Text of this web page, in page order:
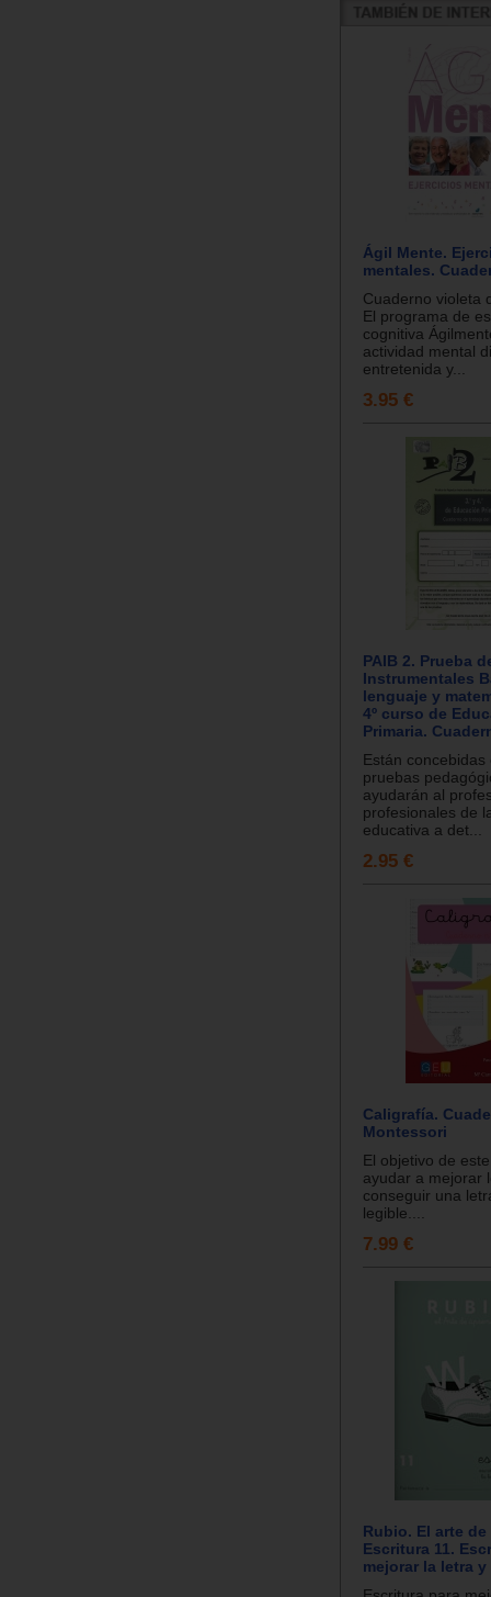
Ágil Mente.
mentales.
Cuaderno violeta
El programa de
cognitiva
actividad mental
entretenida y...
3.95 €
PAIB 2. Prueba
Instrumentales
lenguaje y
4º curso de
Primaria.
Están concebidas
pruebas
ayudarán al
profesionales de
educativa a det...
2.95 €
Caligrafía.
Montessori
El objetivo de
ayudar a mejorar
conseguir una
legible....
7.99 €
Rubio. El arte de
Escritura 11.
mejorar la letra